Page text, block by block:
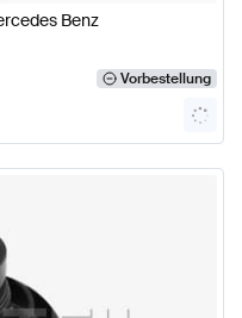
Benz
Vorbestellung